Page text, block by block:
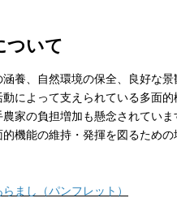
ついて
養、自然環境の保全、良好な
によって支えられている多面
家の負担増加も懸念されていま
機能の維持・発揮を図るため
まし（パンフレット）